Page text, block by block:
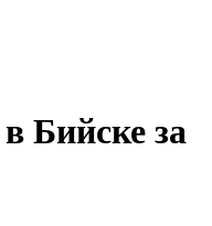
Бийске за